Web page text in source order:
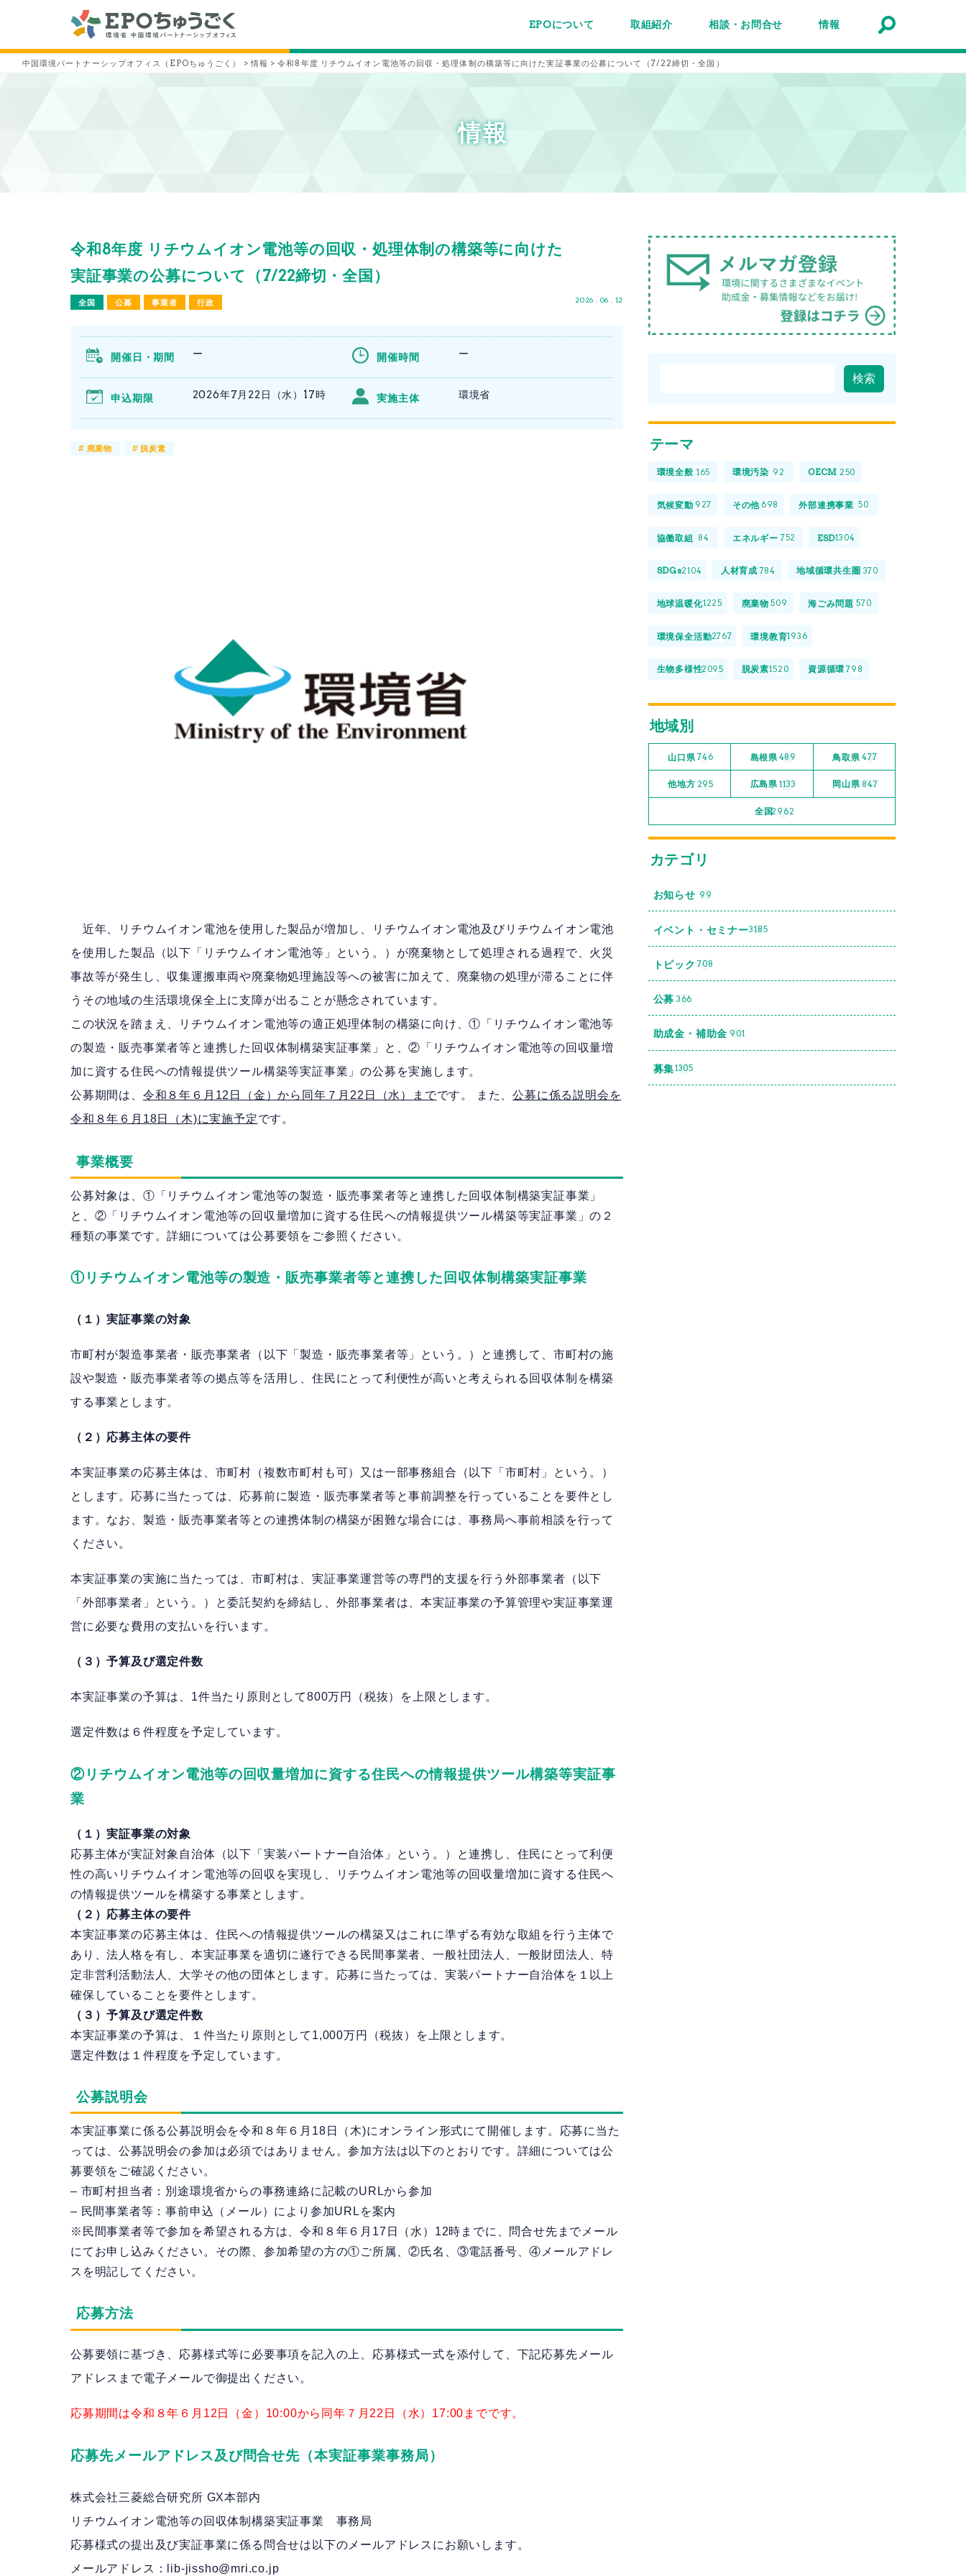
EPOについて
EPOちゅうごくについて
事業内容
スタッフ紹介
施設案内/利用案内
取組紹介
パートナーシップ紹介
主催事業報告
各種事例
メールマガジン
メルマガ登録
相談・お問合せ
アクセスマップ
Q&A
お問合せ
情報
中国環境パートナーシップオフィス（EPOちゅうごく） >情報 >令和8年度 リチウムイオン電池等の回収・処理体制の構築等に向けた実証事業の公募について（7/22締切・全国）
情報
令和8年度 リチウムイオン電池等の回収・処理体制の構築等に向けた
実証事業の公募について（7/22締切・全国）
全国 公募 事業者 行政 2026 . 06 . 12
開催日・期間 ー 開催時間 ー
申込期限 2026年7月22日（水）17時 実施主体 環境省
# 廃棄物 #脱炭素
近年、リチウムイオン電池を使用した製品が増加し、リチウムイオン電池及びリチウムイオン電池
を使用した製品（以下「リチウムイオン電池等」という。）が廃棄物として処理される過程で、火災
事故等が発生し、収集運搬車両や廃棄物処理施設等への被害に加えて、廃棄物の処理が滞ることに伴
うその地域の生活環境保全上に支障が出ることが懸念されています。
この状況を踏まえ、リチウムイオン電池等の適正処理体制の構築に向け、①「リチウムイオン電池等
の製造・販売事業者等と連携した回収体制構築実証事業」と、②「リチウムイオン電池等の回収量増
加に資する住民への情報提供ツール構築等実証事業」の公募を実施します。
公募期間は、 令和８年６月12日（金）から同年７月22日（水）までです。 また、公募に係る説明会を
令和８年６月18日（木)に実施予定です。
事業概要
公募対象は、①「リチウムイオン電池等の製造・販売事業者等と連携した回収体制構築実証事業」
と、②「リチウムイオン電池等の回収量増加に資する住民への情報提供ツール構築等実証事業」の２
種類の事業です。詳細については公募要領をご参照ください。
①リチウムイオン電池等の製造・販売事業者等と連携した回収体制構築実証事業
（１）実証事業の対象
市町村が製造事業者・販売事業者（以下「製造・販売事業者等」という。）と連携して、市町村の施
設や製造・販売事業者等の拠点等を活用し、住民にとって利便性が高いと考えられる回収体制を構築
する事業とします。
（２）応募主体の要件
本実証事業の応募主体は、市町村（複数市町村も可）又は一部事務組合（以下「市町村」という。）
とします。応募に当たっては、応募前に製造・販売事業者等と事前調整を行っていることを要件とし
ます。なお、製造・販売事業者等との連携体制の構築が困難な場合には、事務局へ事前相談を行って
ください。
本実証事業の実施に当たっては、市町村は、実証事業運営等の専門的支援を行う外部事業者（以下
「外部事業者」という。）と委託契約を締結し、外部事業者は、本実証事業の予算管理や実証事業運
営に必要な費用の支払いを行います。
（３）予算及び選定件数
本実証事業の予算は、1件当たり原則として800万円（税抜）を上限とします。
選定件数は６件程度を予定しています。
②リチウムイオン電池等の回収量増加に資する住民への情報提供ツール構築等実証事
業
（１）実証事業の対象
応募主体が実証対象自治体（以下「実装パートナー自治体」という。）と連携し、住民にとって利便
性の高いリチウムイオン電池等の回収を実現し、リチウムイオン電池等の回収量増加に資する住民へ
の情報提供ツールを構築する事業とします。
（２）応募主体の要件
本実証事業の応募主体は、住民への情報提供ツールの構築又はこれに準ずる有効な取組を行う主体で
あり、法人格を有し、本実証事業を適切に遂行できる民間事業者、一般社団法人、一般財団法人、特
定非営利活動法人、大学その他の団体とします。応募に当たっては、実装パートナー自治体を１以上
確保していることを要件とします。
（３）予算及び選定件数
本実証事業の予算は、１件当たり原則として1,000万円（税抜）を上限とします。
選定件数は１件程度を予定しています。
公募説明会
本実証事業に係る公募説明会を令和８年６月18日（木)にオンライン形式にて開催します。応募に当た
っては、公募説明会の参加は必須ではありません。参加方法は以下のとおりです。詳細については公
募要領をご確認ください。
– 市町村担当者：別途環境省からの事務連絡に記載のURLから参加
– 民間事業者等：事前申込（メール）により参加URLを案内
※民間事業者等で参加を希望される方は、令和８年６月17日（水）12時までに、問合せ先までメール
にてお申し込みください。その際、参加希望の方の①ご所属、②氏名、③電話番号、④メールアドレ
スを明記してください。
応募方法
公募要領に基づき、応募様式等に必要事項を記入の上、応募様式一式を添付して、下記応募先メール
アドレスまで電子メールで御提出ください。
応募期間は令和８年６月12日（金）10:00から同年７月22日（水）17:00までです。
応募先メールアドレス及び問合せ先（本実証事業事務局）
株式会社三菱総合研究所 GX本部内
リチウムイオン電池等の回収体制構築実証事業 事務局
応募様式の提出及び実証事業に係る問合せは以下のメールアドレスにお願いします。
メールアドレス：lib-jissho@mri.co.jp
テーマ
環境全般 165 環境汚染 92 OECM 250
気候変動 927 その他 698 外部連携事業 50
協働取組 84 エネルギー 752 ESD1304
SDGs2104 人材育成 784 地域循環共生圏 370
地球温暖化1225 廃棄物 509 海ごみ問題 570
環境保全活動2767 環境教育1936
生物多様性2095 脱炭素1520 資源循環 798
地域別
山口県 746 島根県 489 鳥取県 477
他地方 295 広島県1133 岡山県 847
全国2962
カテゴリ
お知らせ 99
イベント・セミナー3185
トピック 708
公募 366
助成金・補助金 901
募集1305